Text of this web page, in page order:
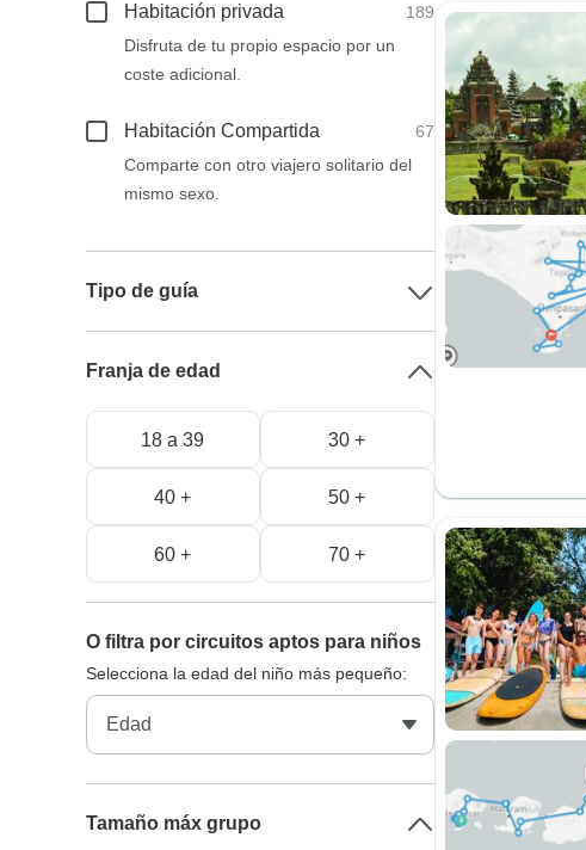
Habitación privada
189
Disfruta de tu propio espacio por un
coste adicional.
Habitación Compartida
67
Comparte con otro viajero solitario del
mismo sexo.
Tipo de guía
Franja de edad
18 a 39 30 +
40 + 50 +
60 + 70 +
O filtra por circuitos aptos para niños
Selecciona la edad del niño más pequeño:
Tamaño máx grupo